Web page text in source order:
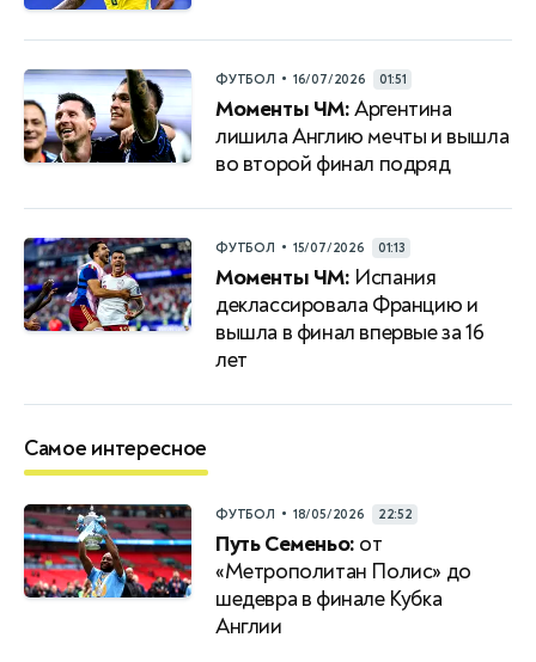
ФУТБОЛ • 16/07/2026 01:51
Моменты ЧМ:Аргентина
лишила Англию мечты и вышла
во второй финал подряд
ФУТБОЛ • 15/07/2026 01:13
Моменты ЧМ: Испания
деклассировала Францию и
вышла в финал впервые за 16
лет
Самое интересное
ФУТБОЛ • 18/05/2026 22:52
Путь Семеньо: от
«Метрополитан Полис» до
шедевра в финале Кубка
Англии